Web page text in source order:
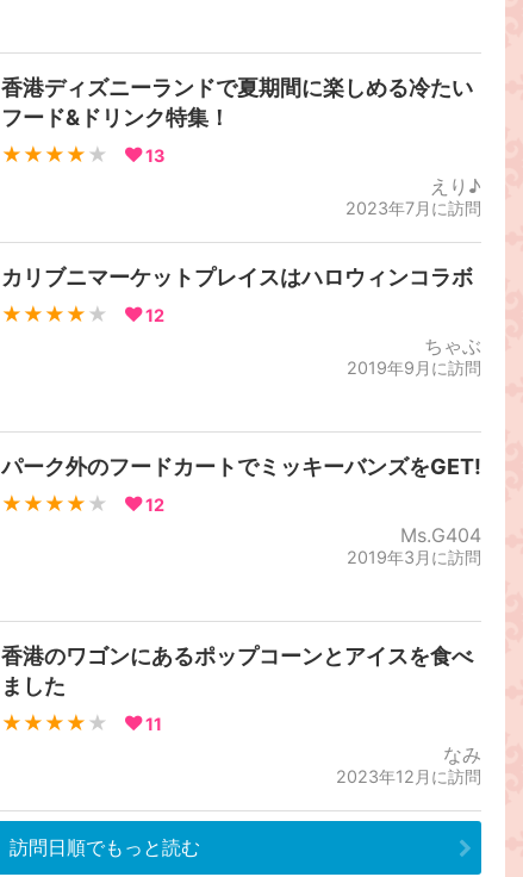
香港ディズニーランドで夏期間に楽しめる冷たい
フード&ドリンク特集！
★★★★ ★ 13
えり♪
2023年7月に訪問
カリブニマーケットプレイスはハロウィンコラボ
★★★★ ★ 12
ちゃぶ
2019年9月に訪問
パーク外のフードカートでミッキーバンズをGET!
★★★★ ★ 12
Ms.G404
2019年3月に訪問
香港のワゴンにあるポップコーンとアイスを食べ
ました
★★★★ ★ 11
なみ
2023年12月に訪問
訪問日順でもっと読む